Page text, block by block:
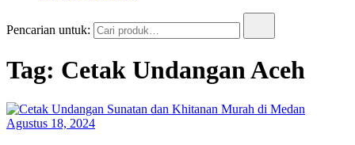
Pencarian untuk:
Tag: Cetak Undangan Aceh
Agustus 18, 2024